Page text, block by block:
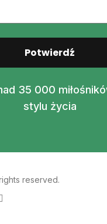
Potwierdź
35 000
stylu życia
reserved.